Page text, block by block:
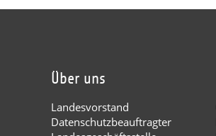
Über uns
Landesvorstand
Datenschutzbeauftragter